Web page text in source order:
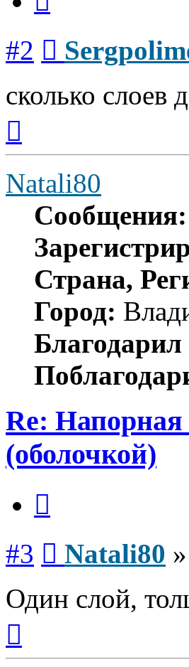
#2
сколько слоев
началу
Natali80
Сообщения:
Страна,
Город:
Благодарил
Re:
(оболочкой)
#3 Natali80 »
Один слой,
началу